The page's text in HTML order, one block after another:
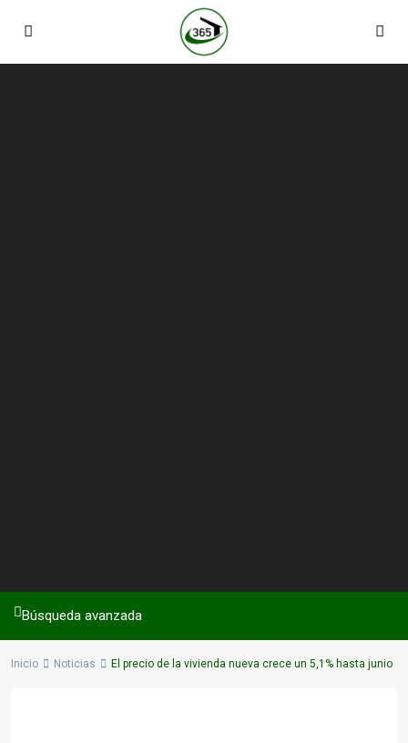
Búsqueda avanzada
Inicio Noticias El precio de la vivienda nueva crece un 5,1% hasta junio